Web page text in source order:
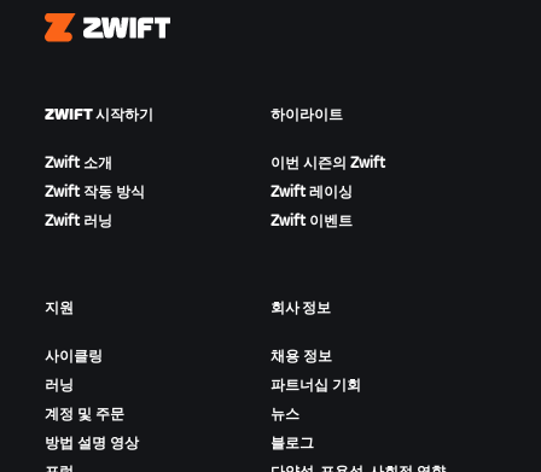
Zwift
ZWIFT 시작하기
Zwift 소개
Zwift 작동 방식
Zwift 러닝
하이라이트
이번 시즌의 Zwift
Zwift 레이싱
Zwift 이벤트
지원
사이클링
러닝
계정 및 주문
방법 설명 영상
회사 정보
채용 정보
파트너십 기회
뉴스
블로그